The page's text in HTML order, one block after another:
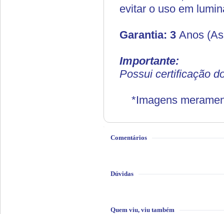
evitar o uso em
Garantia: 3 Anos
Importante:
Possui certificação
*Imagens
Comentários
Dúvidas
Quem viu, viu também